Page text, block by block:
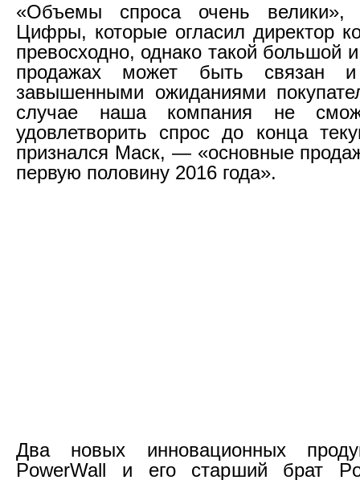
«Объемы спроса очень велики»,
Цифры, которые огласил директор
превосходно, однако такой большой
продажах может быть связан
завышенными ожиданиями
случае наша компания не
удовлетворить спрос до конца
признался Маск, — «основные
первую половину 2016 года».
Два новых инновационных
PowerWall и его старший брат